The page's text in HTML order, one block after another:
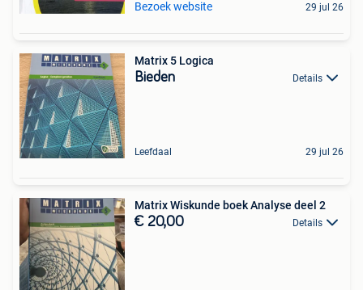
Bezoek website 29 jul 26
Matrix 5 Logica
Bieden Details
Leefdaal 29 jul 26
Matrix Wiskunde boek Analyse deel 2
€ 20,00 Details